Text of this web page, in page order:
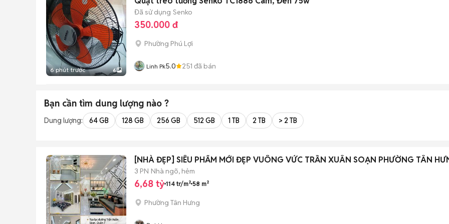
6 phút trước 6
Đã sử dụng Senko
350.000 đ
Phường Phú Lợi
Linh Pk5.0 251 đã bán
Bạn cần tìm dung lượng nào ?
Dung lượng: 64 GB 128 GB 256 GB 512 GB 1 TB 2 TB > 2 TB
[NHÀ ĐẸP] SIÊU PHẨM MỚI ĐẸP VUÔNG VỨC TRẦN XUÂN SOẠN PHƯỜNG TÂN
3 PN Nhà ngõ, hẻm
6,68 tỷ 114 tr/m² 58 m²
Phường Tân Hưng